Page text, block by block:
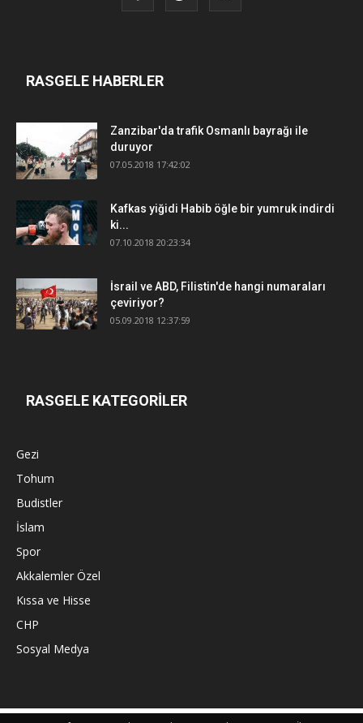
RASGELE HABERLER
Zanzibar'da trafik Osmanlı bayrağı ile
duruyor
07.05.2018 17:42:02
Kafkas yiğidi Habib öğle bir yumruk indirdi
ki...
07.10.2018 20:23:34
İsrail ve ABD, Filistin'de hangi numaraları
çeviriyor?
05.09.2018 12:37:59
RASGELE KATEGORİLER
Gezi
Tohum
Budistler
İslam
Spor
Akkalemler Özel
Kıssa ve Hisse
CHP
Sosyal Medya